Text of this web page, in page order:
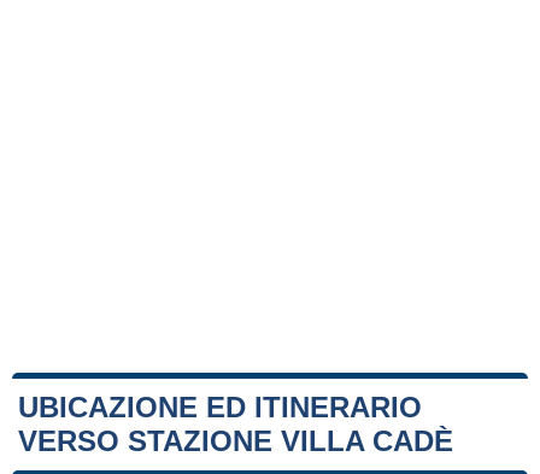
UBICAZIONE ED ITINERARIO
VERSO STAZIONE VILLA CADÈ
Leaflet|Map data ©OpenStreetMapcontributors